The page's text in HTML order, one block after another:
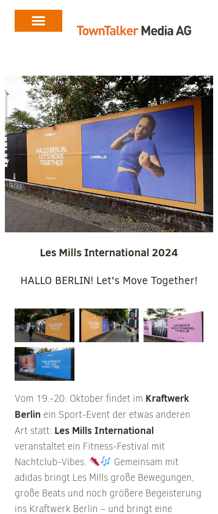
Les Mills International 2024
HALLO BERLIN! Let's Move Together!
Vom 19.-20. Oktober findet im Kraftwerk
Berlin ein Sport-Event der etwas anderen
Art statt: Les Mills International
veranstaltet ein Fitness-Festival mit
Nachtclub-Vibes.
Gemeinsam mit
adidas bringt Les Mills große Bewegungen,
große Beats und noch größere Begeisterung
ins Kraftwerk Berlin – und bringt eine